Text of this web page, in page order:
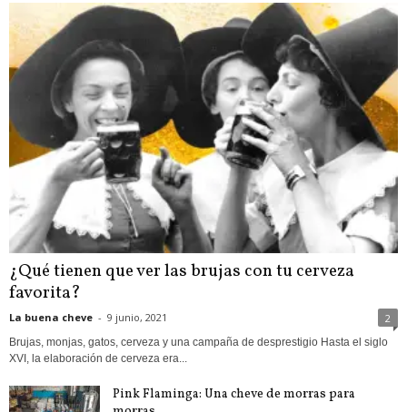
¿Qué tienen que ver las brujas con tu cerveza
favorita?
La buena cheve - 9 junio, 2021 2
Brujas, monjas, gatos, cerveza y una campaña de desprestigio Hasta el siglo
XVI, la elaboración de cerveza era...
Pink Flaminga: Una cheve de morras para